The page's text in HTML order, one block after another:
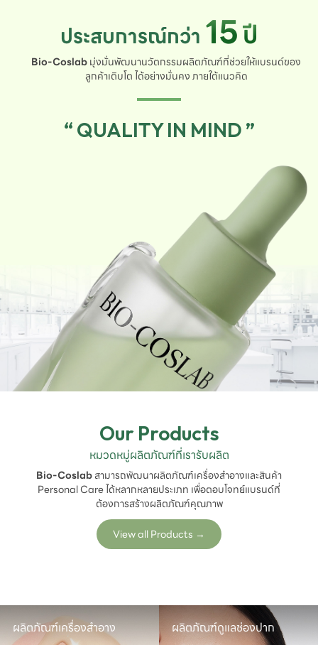
ประสบการณ์กว่า 15ปี
Bio-Coslabมุ่งมั่นพัฒนานวัตกรรมผลิตภัณฑ์ที่ช่วยให้แบรนด์ของ
ลูกค้าเติบโต ได้อย่างมั่นคง ภายใต้แนวคิด
“ QUALITY IN MIND ”
Our Products
หมวดหมู่ผลิตภัณฑ์ที่เรารับผลิต
Bio-Coslabสามารถพัฒนาผลิตภัณฑ์เครื่องสำอางและสินค้า
Personal Care ได้หลากหลายประเภท เพื่อตอบโจทย์แบรนด์ที่
ต้องการสร้างผลิตภัณฑ์คุณภาพ
View all Products →
ผลิตภัณฑ์เครื่องสำอาง ผลิตภัณฑ์ดูแลช่องปาก